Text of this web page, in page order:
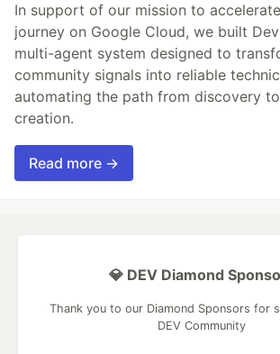
In support of our mission to
journey on Google Cloud, we built
multi-agent system designed to
community signals into reliable
automating the path from discovery
creation.
Read more →
💎 DEV Diamond
Thank you to our Diamond Sponsors for
DEV Community